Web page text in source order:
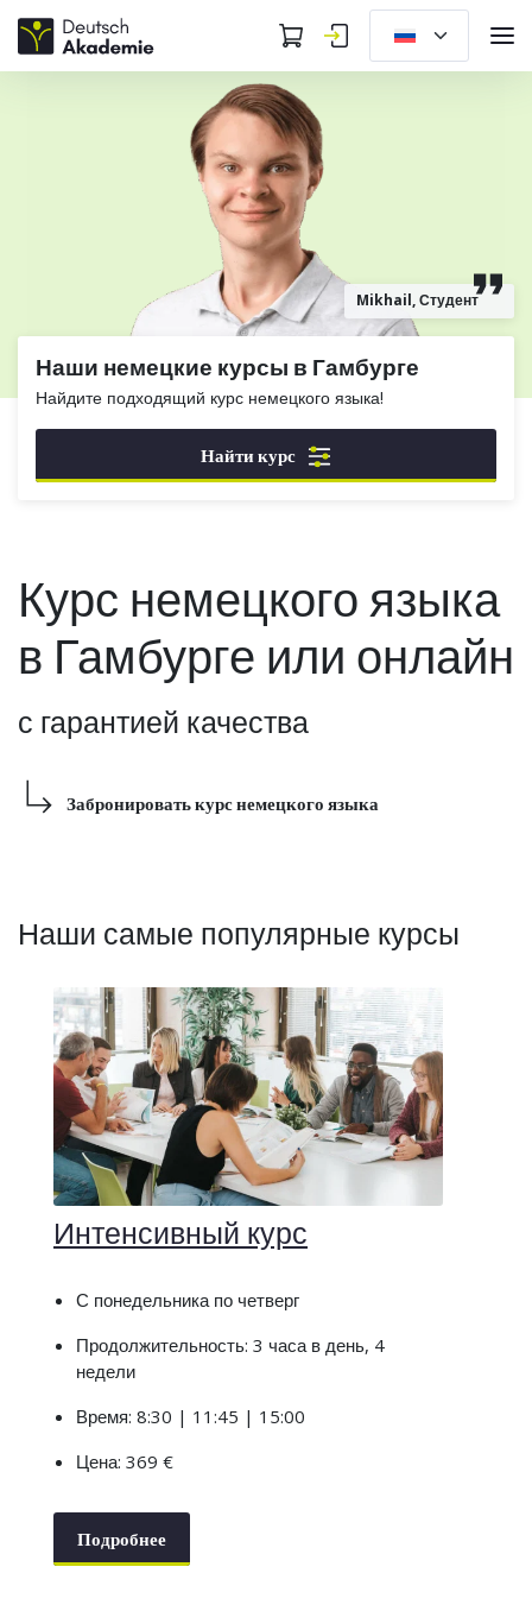
Курс немецкого языка
в Гамбурге или онлайн
с гарантией качества
Забронировать курс немецкого языка
Mikhail, Студент
Наши немецкие курсы в Гамбурге
Найдите подходящий курс немецкого языка!
Найти курс
Наши самые популярные курсы
Интенсивный курс
С понедельника по четверг
Продолжительность: 3 часа в день, 4
недели
Время: 8:30 | 11:45 | 15:00
Цена: 369 €
Подробнее